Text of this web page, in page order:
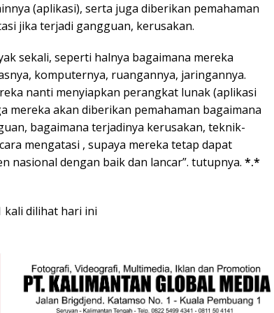
(aplikasi), serta juga diberikan pemahaman
jika terjadi gangguan, kerusakan.
sekali, seperti halnya bagaimana mereka
komputernya, ruangannya, jaringannya.
nanti menyiapkan perangkat lunak (aplikasi
mereka akan diberikan pemahaman bagaimana
bagaimana terjadinya kerusakan, teknik-
mengatasi , supaya mereka tetap dapat
nasional dengan baik dan lancar”. tutupnya. *.*
kali dilihat hari ini